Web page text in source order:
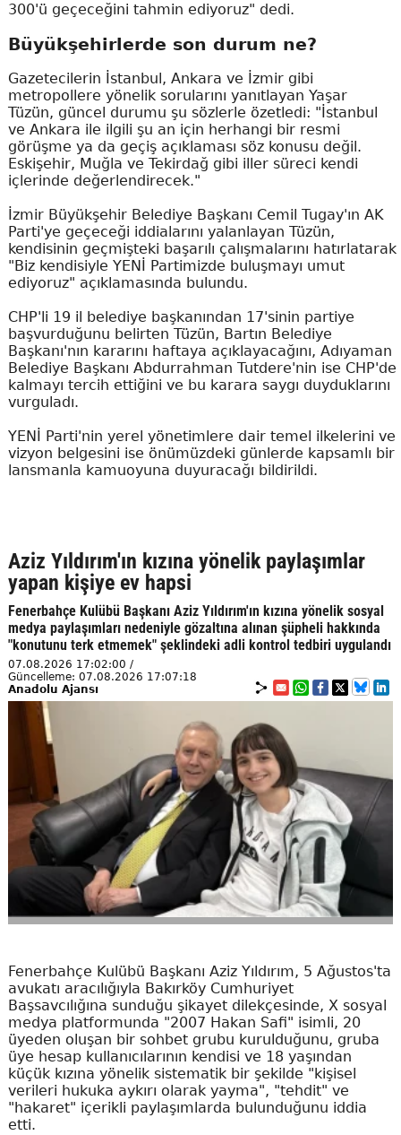
300'ü geçeceğini tahmin ediyoruz" dedi.
Büyükşehirlerde son durum ne?
Gazetecilerin İstanbul, Ankara ve İzmir gibi
metropollere yönelik sorularını yanıtlayan Yaşar
Tüzün, güncel durumu şu sözlerle özetledi: "İstanbul
ve Ankara ile ilgili şu an için herhangi bir resmi
görüşme ya da geçiş açıklaması söz konusu değil.
Eskişehir, Muğla ve Tekirdağ gibi iller süreci kendi
içlerinde değerlendirecek."
İzmir Büyükşehir Belediye Başkanı Cemil Tugay'ın AK
Parti'ye geçeceği iddialarını yalanlayan Tüzün,
kendisinin geçmişteki başarılı çalışmalarını hatırlatarak
"Biz kendisiyle YENİ Partimizde buluşmayı umut
ediyoruz" açıklamasında bulundu.
CHP'li 19 il belediye başkanından 17'sinin partiye
başvurduğunu belirten Tüzün, Bartın Belediye
Başkanı'nın kararını haftaya açıklayacağını, Adıyaman
Belediye Başkanı Abdurrahman Tutdere'nin ise CHP'de
kalmayı tercih ettiğini ve bu karara saygı duyduklarını
vurguladı.
YENİ Parti'nin yerel yönetimlere dair temel ilkelerini ve
vizyon belgesini ise önümüzdeki günlerde kapsamlı bir
lansmanla kamuoyuna duyuracağı bildirildi.
Aziz Yıldırım'ın kızına yönelik paylaşımlar
yapan kişiye ev hapsi
Fenerbahçe Kulübü Başkanı Aziz Yıldırım'ın kızına yönelik sosyal
medya paylaşımları nedeniyle gözaltına alınan şüpheli hakkında
"konutunu terk etmemek" şeklindeki adli kontrol tedbiri uygulandı
07.08.2026 17:02:00 /
Güncelleme: 07.08.2026 17:07:18
Anadolu Ajansı
Fenerbahçe Kulübü Başkanı Aziz Yıldırım, 5 Ağustos'ta
avukatı aracılığıyla Bakırköy Cumhuriyet
Başsavcılığına sunduğu şikayet dilekçesinde, X sosyal
medya platformunda "2007 Hakan Safi" isimli, 20
üyeden oluşan bir sohbet grubu kurulduğunu, gruba
üye hesap kullanıcılarının kendisi ve 18 yaşından
küçük kızına yönelik sistematik bir şekilde "kişisel
verileri hukuka aykırı olarak yayma", "tehdit" ve
"hakaret" içerikli paylaşımlarda bulunduğunu iddia
etti.